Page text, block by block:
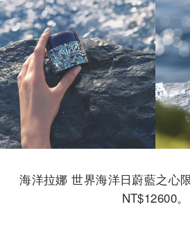
海洋拉娜 世界海洋日蔚藍之心
NT$12600。